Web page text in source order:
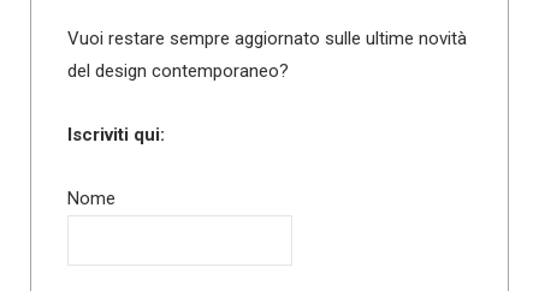
Vuoi restare sempre aggiornato sulle ultime novità
del design contemporaneo?
Iscriviti qui:
Nome